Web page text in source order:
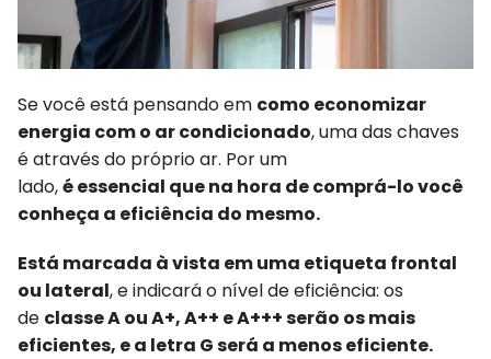
Se você está pensando em como economizar
energia com o ar condicionado, uma das chaves
é através do próprio ar. Por um
lado,éessencial que na hora de comprá-lo você
conheça a eficiência do mesmo.
Está marcada à vista em uma etiqueta frontal
ou lateral, e indicará o nível de eficiência: os
de classe A ou A+, A++ e A+++ serão os mais
eficientes, e a letra G será a menos eficiente.